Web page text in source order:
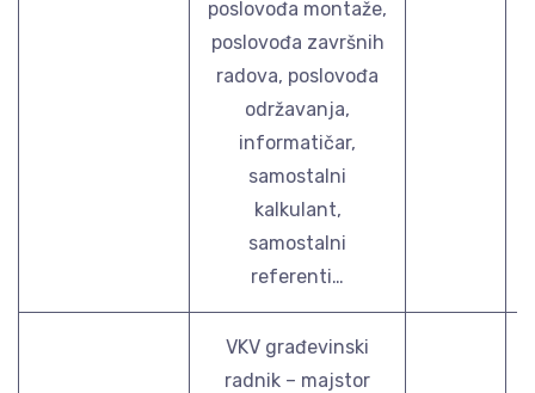
poslovođa montaže,
poslovođa završnih
radova, poslovođa
održavanja,
informatičar,
samostalni
kalkulant,
samostalni
referenti…
VKV građevinski
radnik – majstor